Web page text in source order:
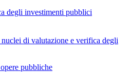
degli investimenti pubblici
di valutazione e verifica degli
pubbliche